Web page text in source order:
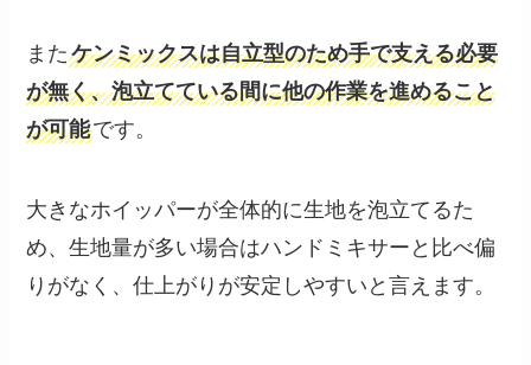
またケンミックスは自立型のため手で支える必要
が無く、泡立てている間に他の作業を進めること
が可能です。
大きなホイッパーが全体的に生地を泡立てるた
め、生地量が多い場合はハンドミキサーと比べ偏
りがなく、仕上がりが安定しやすいと言えます。